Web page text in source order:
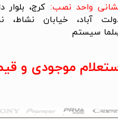
تمام حقوق این سایت
واحد نصب: کرج،
سیستم​​​​​​​
موجودی و